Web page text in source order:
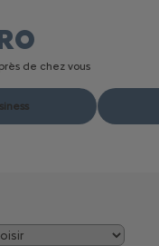
de chez vous